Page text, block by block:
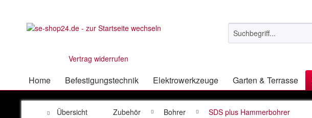
Vertrag widerrufen
Home Befestigungstechnik Elektrowerkzeuge Garten & Terrasse
Übersicht Zubehör Bohrer SDS plus Hammerbohrer